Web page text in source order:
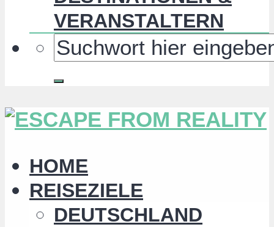
VERANSTALTERN
HOME
REISEZIELE
DEUTSCHLAND